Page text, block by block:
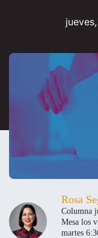
Rosa
Columna
Mesa los
martes